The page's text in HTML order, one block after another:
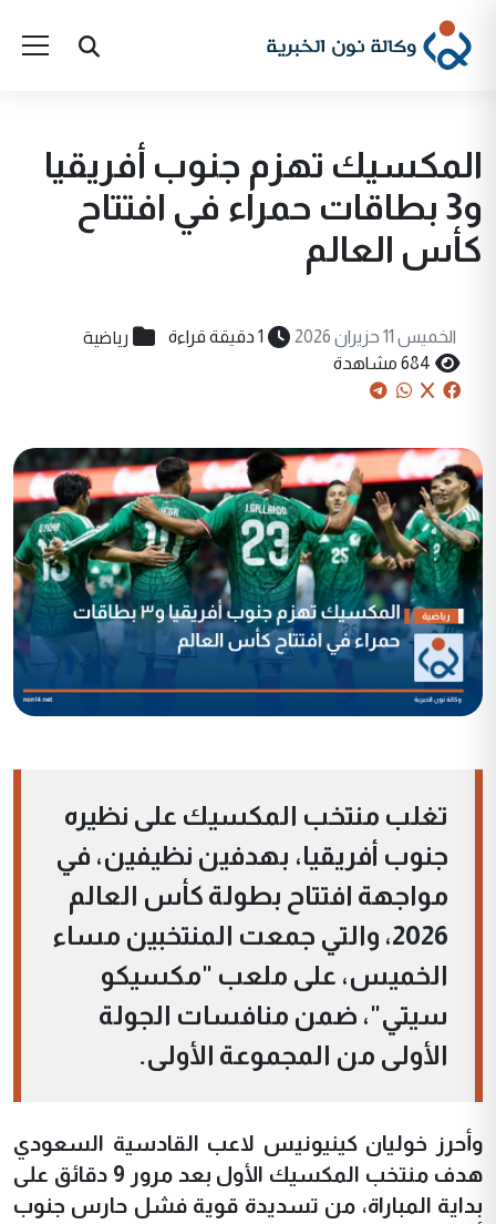
المكسيك تهزم جنوب أفريقيا
و3 بطاقات حمراء في افتتاح
كأس العالم
الخميس 11 حزيران 2026 1 دقيقة قراءة رياضية
684 مشاهدة
تغلب منتخب المكسيك على نظيره
جنوب أفريقيا، بهدفين نظيفين، في
مواجهة افتتاح بطولة كأس العالم
2026، والتي جمعت المنتخبين مساء
الخميس، على ملعب "مكسيكو
سيتي"، ضمن منافسات الجولة
الأولى من المجموعة الأولى.
وأحرز خوليان كينيونيس لاعب القادسية السعودي
هدف منتخب المكسيك الأول بعد مرور 9 دقائق على
بداية المباراة، من تسديدة قوية فشل حارس جنوب